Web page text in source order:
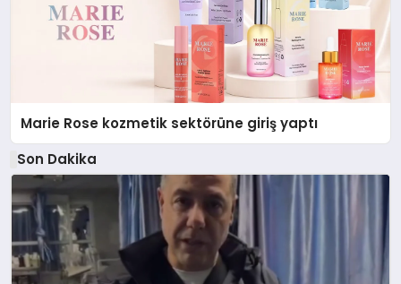
Marie Rose kozmetik sektörüne giriş yaptı
Son Dakika